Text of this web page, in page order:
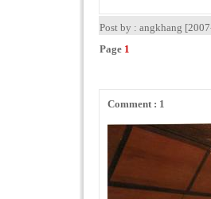
Post by : angkhang
Page 1
Comment : 1